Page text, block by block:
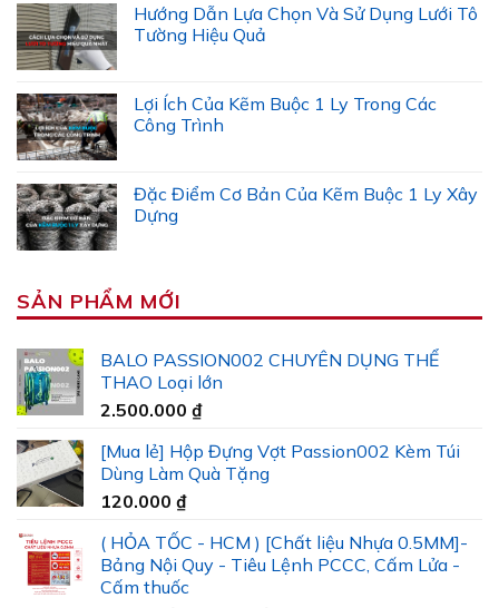
Hướng Dẫn Lựa Chọn Và Sử Dụng Lưới Tô
Tường Hiệu Quả
Lợi Ích Của Kẽm Buộc 1 Ly Trong Các
Công Trình
Đặc Điểm Cơ Bản Của Kẽm Buộc 1 Ly Xây
Dựng
SẢN PHẨM MỚI
BALO PASSION002 CHUYÊN DỤNG THỂ
THAO Loại lớn
2.500.000 ₫
[Mua lẻ] Hộp Đựng Vợt Passion002 Kèm Túi
Dùng Làm Quà Tặng
120.000 ₫
( HỎA TỐC - HCM ) [Chất liệu Nhựa 0.5MM]-
Bảng Nội Quy - Tiêu Lệnh PCCC, Cấm Lửa -
Cấm thuốc